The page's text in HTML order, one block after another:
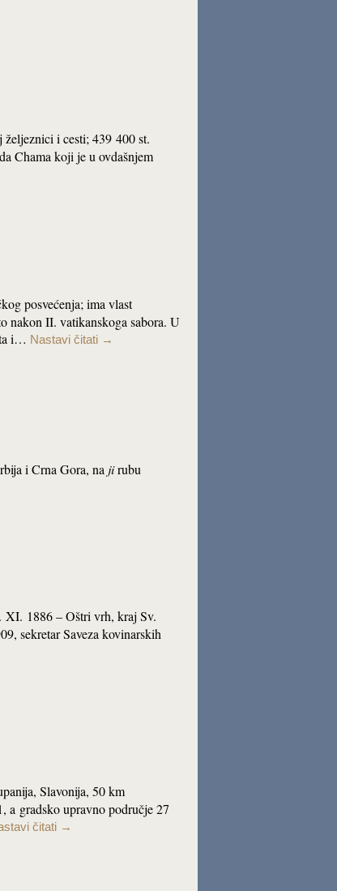
i cesti; 439 400 st.
Chama koji je u ovdašnjem
posvećenja; ima vlast
nakon II. vatikanskoga sabora. U
i… Nastavi čitati →
i Crna Gora, na jirubu
XI. 1886 – Oštri vrh, kraj Sv.
sekretar Saveza kovinarskih
Slavonija, 50 km
a gradsko upravno područje 27
čitati →